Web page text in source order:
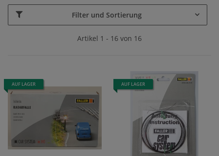
Filter und Sortierung
Artikel 1 - 16 von 16
AUF LAGER AUF LAGER